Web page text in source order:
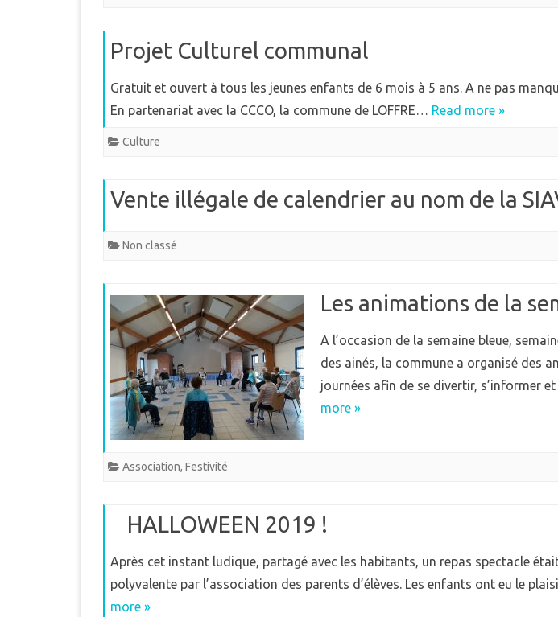
Projet Culturel communal
Gratuit et ouvert à tous les jeunes enfants de 6 mois à 5 ans. A ne pas
En partenariat avec la CCCO, la commune de LOFFRE… Read more »
Culture
Vente illégale de calendrier au nom de la
Non classé
Les animations de la
A l’occasion de la semaine bleue,
des ainés, la commune a organisé des
journées afin de se divertir, s’informer
more »
Association, Festivité
HALLOWEEN 2019 !
Après cet instant ludique, partagé avec les habitants, un repas spectacle
polyvalente par l’association des parents d’élèves. Les enfants ont eu le
more »